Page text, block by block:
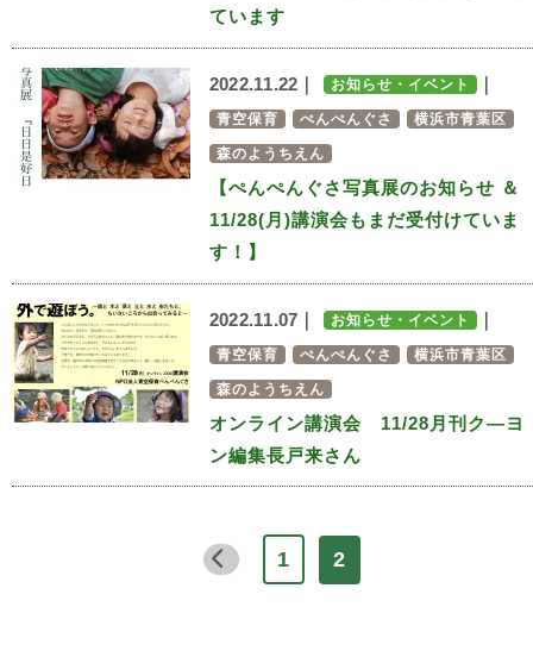
ています
2022.11.22｜ お知らせ・イベント ｜
青空保育 ぺんぺんぐさ 横浜市青葉区
森のようちえん
【ぺんぺんぐさ写真展のお知らせ ＆
11/28(月)講演会もまだ受付けていま
す！】
2022.11.07｜ お知らせ・イベント ｜
青空保育 ぺんぺんぐさ 横浜市青葉区
森のようちえん
オンライン講演会 11/28月刊ク―ヨ
ン編集長戸来さん
1 2